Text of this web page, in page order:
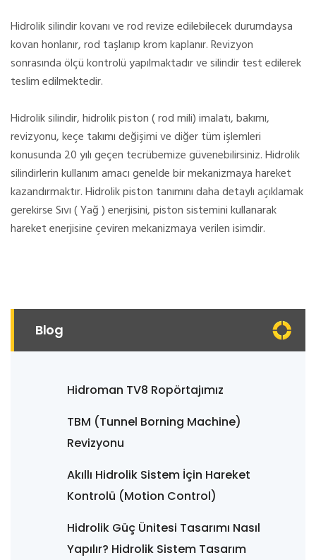
Hidrolik silindir kovanı ve rod revize edilebilecek durumdaysa
kovan honlanır, rod taşlanıp krom kaplanır. Revizyon
sonrasında ölçü kontrolü yapılmaktadır ve silindir test edilerek
teslim edilmektedir.
Hidrolik silindir, hidrolik piston ( rod mili) imalatı, bakımı,
revizyonu, keçe takımı değişimi ve diğer tüm işlemleri
konusunda 20 yılı geçen tecrübemize güvenebilirsiniz. Hidrolik
silindirlerin kullanım amacı genelde bir mekanizmaya hareket
kazandırmaktır. Hidrolik piston tanımını daha detaylı açıklamak
gerekirse Sıvı ( Yağ ) enerjisini, piston sistemini kullanarak
hareket enerjisine çeviren mekanizmaya verilen isimdir.
Blog
Hidroman TV8 Ropörtajımız
TBM (Tunnel Borning Machine)
Revizyonu
Akıllı Hidrolik Sistem İçin Hareket
Kontrolü (Motion Control)
Hidrolik Güç Ünitesi Tasarımı Nasıl
Yapılır? Hidrolik Sistem Tasarım